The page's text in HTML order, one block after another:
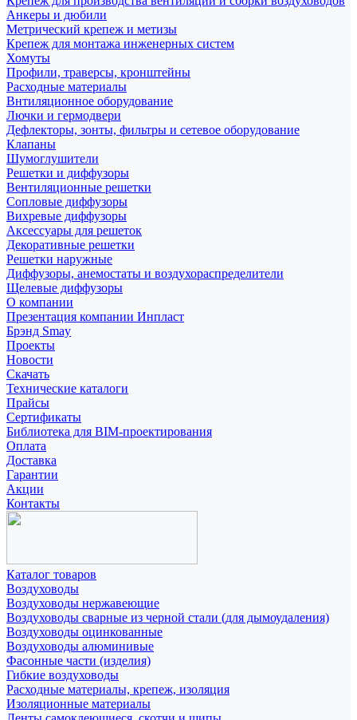
Анкеры и дюбили
Метрический крепеж и метизы
Крепеж для монтажа инженерных систем
Хомуты
Профили, траверсы, кронштейны
Расходные материалы
Внтиляционное оборудование
Лючки и гермодвери
Дефлекторы, зонты, фильтры и сетевое оборудование
Клапаны
Шумоглушители
Решетки и диффузоры
Вентиляционные решетки
Сопловые диффузоры
Вихревые диффузоры
Аксессуары для решеток
Декоративные решетки
Решетки наружные
Диффузоры, анемостаты и воздухораспределители
Щелевые диффузоры
О компании
Презентация компании Инпласт
Брэнд Smay
Проекты
Новости
Скачать
Технические каталоги
Прайсы
Сертификаты
Библиотека для BIM-проектирования
Оплата
Доставка
Гарантии
Акции
Контакты
Каталог товаров
Воздуховоды
Воздуховоды нержавеющие
Воздуховоды сварные из черной стали (для дымоудаления)
Воздуховоды оцинкованные
Воздуховоды алюминивые
Фасонные части (изделия)
Гибкие воздуховоды
Расходные материалы, крепеж, изоляция
Изоляционные материалы